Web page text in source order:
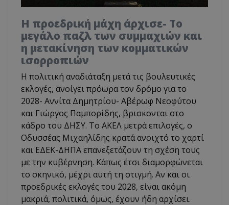
Η προεδρική μάχη άρχισε- Το
μεγάλο παζλ των συμμαχιών και
η μετακίνηση των κομματικών
ισορροπιών
Η πολιτική αναδιάταξη μετά τις βουλευτικές
εκλογές, ανοίγει πρόωρα τον δρόμο για το
2028- Αννίτα Δημητρίου- Αβέρωφ Νεοφύτου
και Γιώργος Παμπορίδης, βρισκονται στο
κάδρο του ΔΗΣΥ. Το ΑΚΕΛ μετρά επιλογές, ο
Οδυσσέας Μιχαηλίδης κρατά ανοιχτό το χαρτί
και ΕΔΕΚ-ΔΗΠΑ επανεξετάζουν τη σχέση τους
με την κυβέρνηση. Κάπως έτσι διαμορφώνεται
το σκηνικό, μέχρι αυτή τη στιγμή. Αν και οι
προεδρικές εκλογές του 2028, είναι ακόμη
μακριά, πολιτικά, όμως, έχουν ήδη αρχίσει.